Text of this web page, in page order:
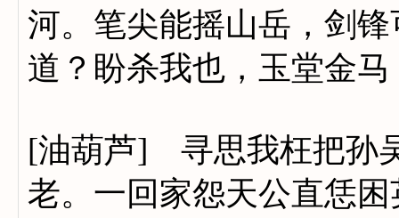
河。笔尖能摇山岳，剑
道？盼杀我也，玉堂金
[油葫芦] 寻思我枉把孙
老。一回家怨天公直恁